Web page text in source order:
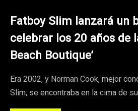
Fatboy Slim lanzará un
celebrar los 20 años de
Beach Boutique’
Era 2002, y Norman Cook, mejor
Slim, se encontraba en la cima de